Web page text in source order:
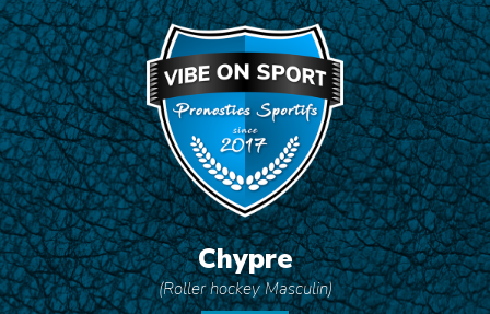
Chypre
(Roller hockey Masculin)